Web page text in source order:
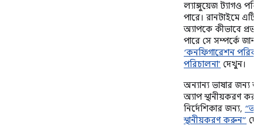
ল্যাঙ্গুয়েজ ট্যাগও
পারে। রানটাইমে এটি
অ্যাপকে কীভাবে
পারে সে সম্পর্কে
‘কনফিগারেশন
পরিচালনা’ দেখুন।
অন্যান্য ভাষার জন্য
অ্যাপ স্থানীয়করণ
নির্দেশিকার জন্য,
স্থানীয়করণ করুন”